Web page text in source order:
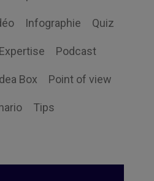
Infographie Quiz
Expertise Podcast
Box Point of view
Tips